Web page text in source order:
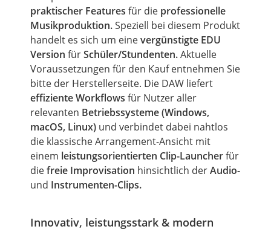
praktischer Features für die professionelle
Musikproduktion.Speziell bei diesem Produkt
handelt es sich um einevergünstigte EDU
Version fürSchüler/Stundenten.Aktuelle
Voraussetzungen für den Kauf entnehmen Sie
bitte der Herstellerseite. Die DAW liefert
effiziente Workflows für Nutzer aller
relevanten Betriebssysteme (Windows,
macOS, Linux) und verbindet dabei nahtlos
die klassische Arrangement-Ansicht mit
einem leistungsorientierten Clip-Launcherfür
diefreie Improvisation hinsichtlich derAudio-
und Instrumenten-Clips.
Innovativ, leistungsstark & modern